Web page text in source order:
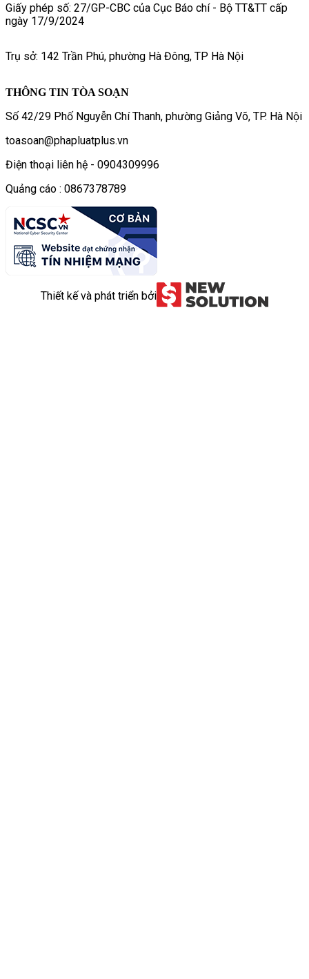
Giấy phép số: 27/GP-CBC của Cục Báo chí - Bộ TT&TT cấp
ngày 17/9/2024
Trụ sở: 142 Trần Phú, phường Hà Đông, TP Hà Nội
THÔNG TIN TÒA SOẠN
Số 42/29 Phố Nguyễn Chí Thanh, phường Giảng Võ, TP. Hà Nội
toasoan@phapluatplus.vn
Điện thoại liên hệ - 0904309996
Quảng cáo : 0867378789
Thiết kế và phát triển bởi